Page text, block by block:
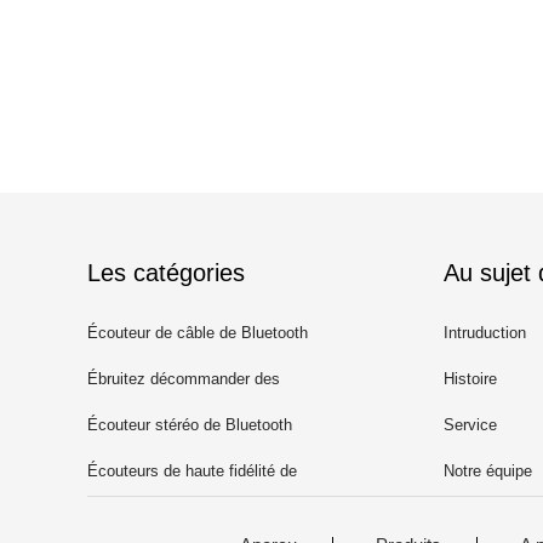
Les catégories
Écouteur de câble de Bluetooth
Ébruitez décommander des
écouteurs de Bluetooth
Écouteur stéréo de Bluetooth
Écouteurs de haute fidélité de
Au sujet
Intruduction
Histoire
Service
Notre équipe